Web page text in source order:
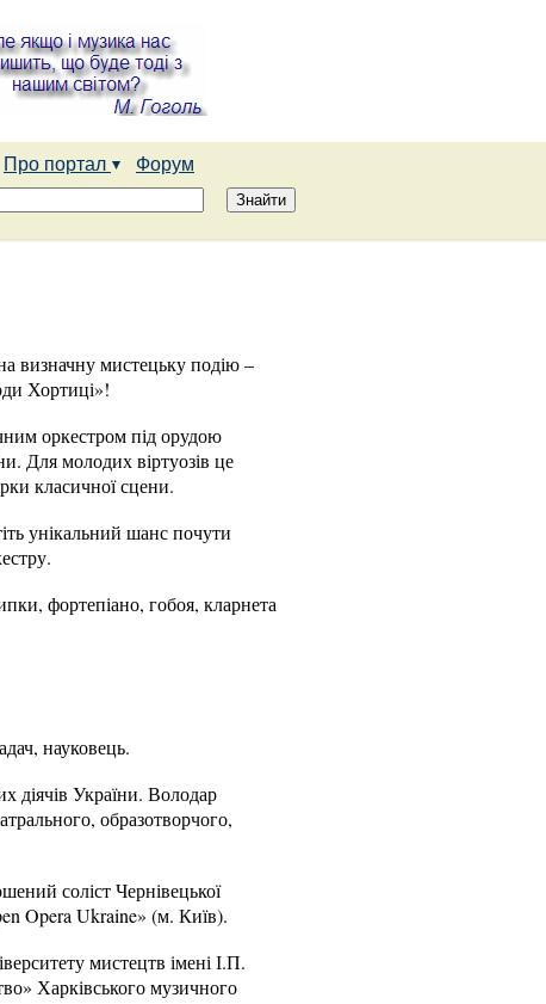
Про портал
Форум
визначну мистецьку подію –
Хортиці»!
оркестром під орудою
Для молодих віртуозів це
класичної сцени.
унікальний шанс почути
фортепіано, гобоя, кларнета
науковець.
діячів України. Володар
образотворчого,
соліст Чернівецької
Opera Ukraine» (м. Київ).
мистецтв імені І.П.
Харківського музичного